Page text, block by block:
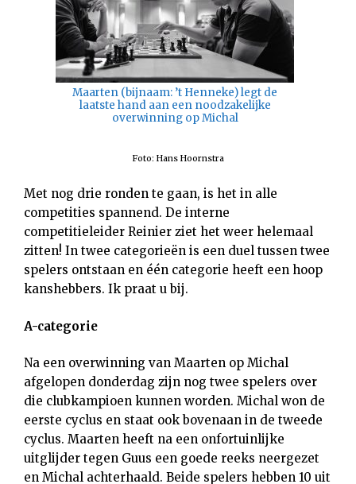
Maarten (bijnaam: ’t Henneke) legt de
laatste hand aan een noodzakelijke
overwinning op Michal
Foto: Hans Hoornstra
Met nog drie ronden te gaan, is het in alle
competities spannend. De interne
competitieleider Reinier ziet het weer helemaal
zitten! In twee categorieën is een duel tussen twee
spelers ontstaan en één categorie heeft een hoop
kanshebbers. Ik praat u bij.
A-categorie
Na een overwinning van Maarten op Michal
afgelopen donderdag zijn nog twee spelers over
die clubkampioen kunnen worden. Michal won de
eerste cyclus en staat ook bovenaan in de tweede
cyclus. Maarten heeft na een onfortuinlijke
uitglijder tegen Guus een goede reeks neergezet
en Michal achterhaald. Beide spelers hebben 10 uit